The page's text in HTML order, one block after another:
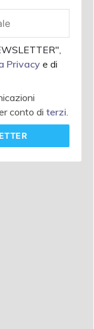
Privacye di
conto di terzi.